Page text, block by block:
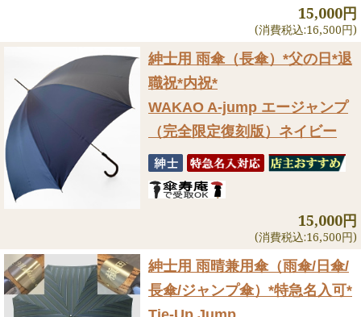
15,000円
(消費税込:16,500円)
紳士用 雨傘（長傘） *父の日*退
職祝*内祝*
WAKAO A-jump エージャンプ
（完全限定復刻版）ネイビー
15,000円
(消費税込:16,500円)
紳士用 雨晴兼用傘（雨傘/日傘/
長傘/ジャンプ傘） *特急名入可*